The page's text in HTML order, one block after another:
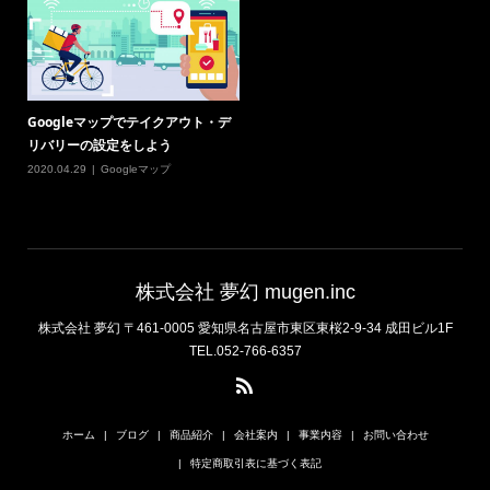
Googleマップでテイクアウト・デ
リバリーの設定をしよう
2020.04.29 Googleマップ
株式会社 夢幻 mugen.inc
株式会社 夢幻 〒461-0005 愛知県名古屋市東区東桜2-9-34 成田ビル1F
TEL.052-766-6357
ホーム ブログ 商品紹介 会社案内 事業内容 お問い合わせ
特定商取引表に基づく表記